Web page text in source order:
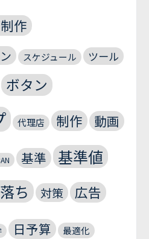
作
スケジュール ツール
ボタン
代理店 制作 動画
基準 基準値
ち 対策 広告
日予算 最適化